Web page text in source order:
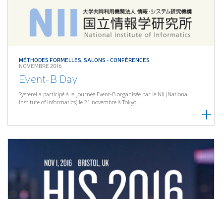
MÉTHODES FORMELLES,SALONS - CONFÉRENCES
NOVEMBRE 2016
Event-B Day
Systerel a participé à la journée Event-B organisée par le NII (National
Institute of Informatics) le 21 novembre à Tokyo.